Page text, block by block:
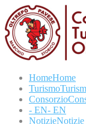
HomeHome
Turismo
Consorzio
- EN- EN
NotizieNotizie